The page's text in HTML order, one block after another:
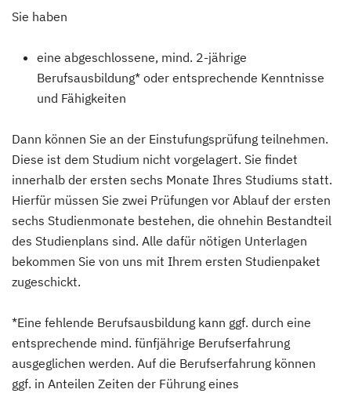
Sie haben
eine abgeschlossene, mind. 2-jährige
Berufsausbildung* oder entsprechende Kenntnisse
und Fähigkeiten
Dann können Sie an der Einstufungsprüfung teilnehmen.
Diese ist dem Studium nicht vorgelagert. Sie findet
innerhalb der ersten sechs Monate Ihres Studiums statt.
Hierfür müssen Sie zwei Prüfungen vor Ablauf der ersten
sechs Studienmonate bestehen, die ohnehin Bestandteil
des Studienplans sind. Alle dafür nötigen Unterlagen
bekommen Sie von uns mit Ihrem ersten Studienpaket
zugeschickt.
*Eine fehlende Berufsausbildung kann ggf. durch eine
entsprechende mind. fünfjährige Berufserfahrung
ausgeglichen werden. Auf die Berufserfahrung können
ggf. in Anteilen Zeiten der Führung eines